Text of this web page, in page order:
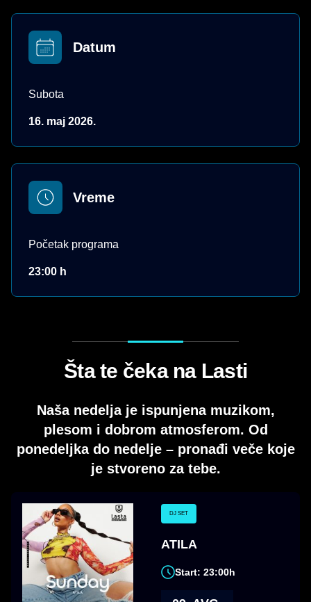
Datum
Subota
16. maj 2026.
Vreme
Početak programa
23:00 h
Šta te čeka na Lasti
Naša nedelja je ispunjena muzikom,
plesom i dobrom atmosferom. Od
ponedeljka do nedelje – pronađi veče koje
je stvoreno za tebe.
DJ SET
ATILA
Start: 23:00h